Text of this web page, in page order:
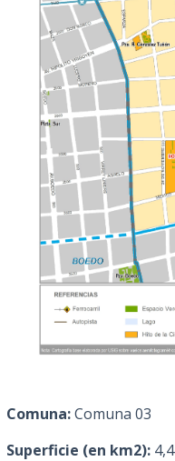
Comuna:Comuna 03
Superficie (en km2):4,4